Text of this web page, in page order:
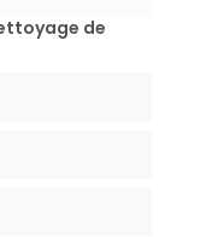
de